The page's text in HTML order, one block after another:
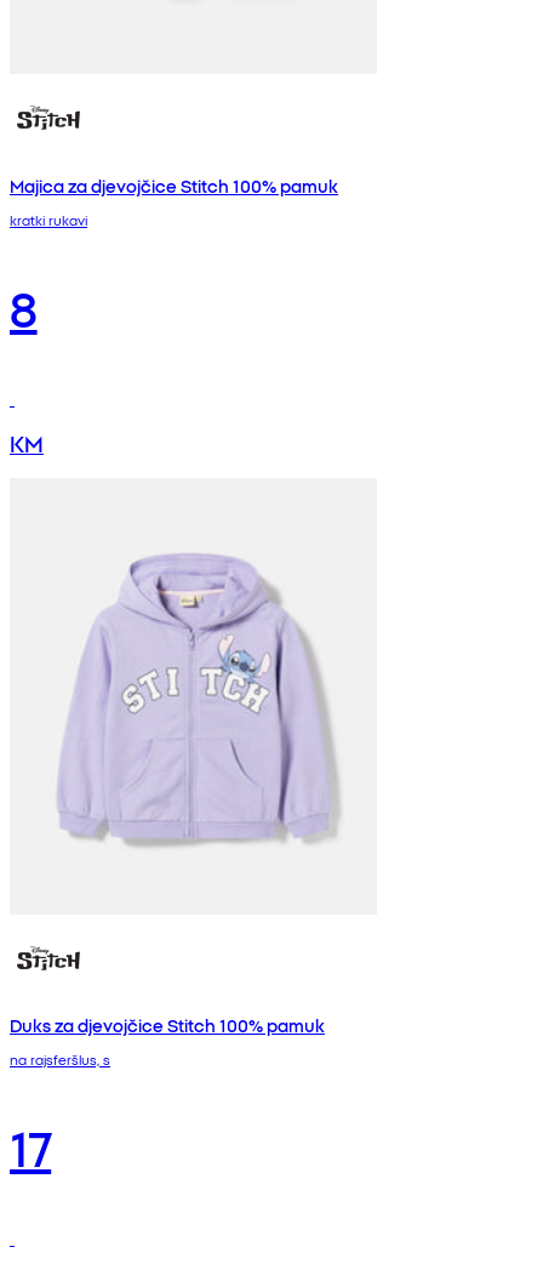
Majica za djevojčice Stitch 100% pamuk
kratki rukavi
8
KM
Duks za djevojčice Stitch 100% pamuk
na rajsferšlus, s
17